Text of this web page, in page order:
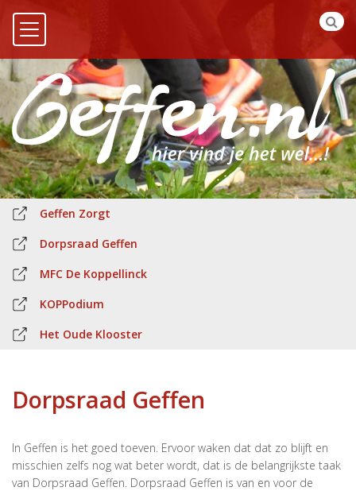
Geffen Zorgt
Dorpsraad Geffen
MFC De Koppellinck
KOPPodium
Het Oude Klooster
Dorpsraad Geffen
In Geffen is het goed toeven. Ervoor waken dat dat zo blijft en
misschien zelfs nog wat beter wordt, dat is de belangrijkste taak
van Dorpsraad Geffen. Dorpsraad Geffen is van en voor de